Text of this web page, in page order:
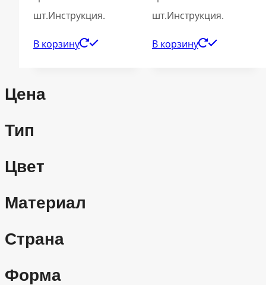
шт.Инструкция.
В корзину
шт.Инструкция.
В корзину
Цена
Тип
Цвет
Материал
Страна
Форма